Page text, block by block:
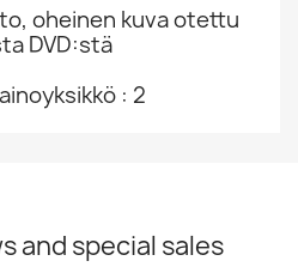
oheinen kuva otettu
DVD:stä
: 2
and special sales